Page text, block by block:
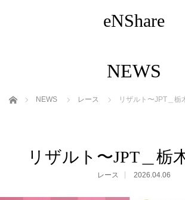
eNShare
NEWS
ホーム NEWS レース リザルト〜JPT＿栃
リザルト〜JPT＿栃
レース 2026.04.06